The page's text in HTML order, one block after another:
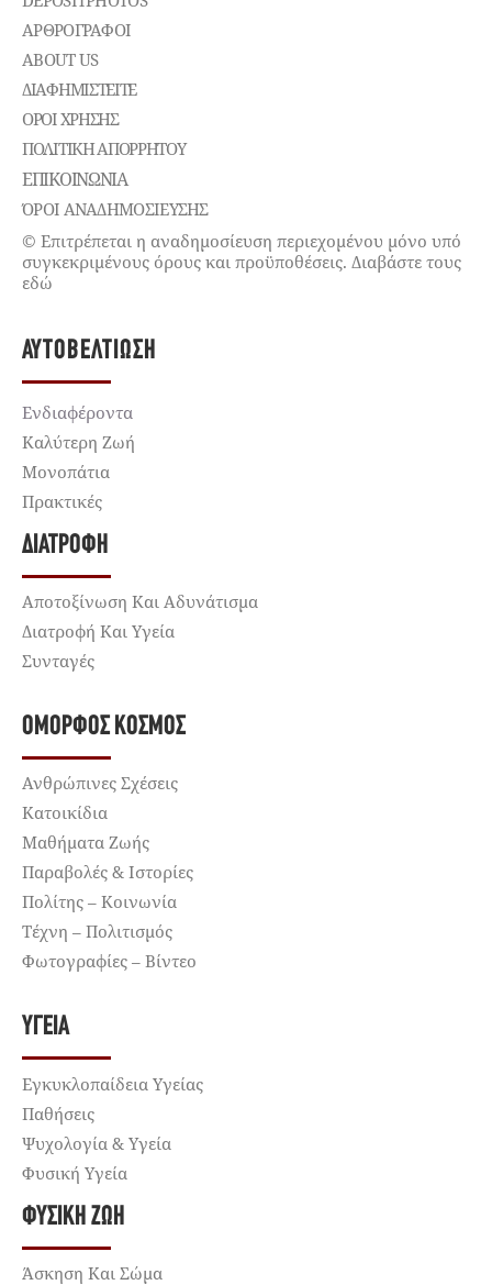
ΑΡΘΡΟΓΡΑΦΟΙ
ABOUT US
ΔΙΑΦΗΜΙΣΤΕΊΤΕ
ΌΡΟΙ ΧΡΉΣΗΣ
ΠΟΛΙΤΙΚΉ ΑΠΟΡΡΉΤΟΥ
ΕΠΙΚΟΙΝΩΝΊΑ
ΌΡΟΙ ΑΝΑΔΗΜΟΣΙΕΥΣΗΣ
© Επιτρέπεται η αναδημοσίευση περιεχομένου μόνο υπό
συγκεκριμένους όρους και προϋποθέσεις. Διαβάστε τους
εδώ
ΑΥΤΟΒΕΛΤΊΩΣΗ
Ενδιαφέροντα
Καλύτερη Ζωή
Μονοπάτια
Πρακτικές
ΔΙΑΤΡΟΦΉ
Αποτοξίνωση Και Αδυνάτισμα
Διατροφή Και Υγεία
Συνταγές
ΌΜΟΡΦΟΣ ΚΌΣΜΟΣ
Ανθρώπινες Σχέσεις
Κατοικίδια
Μαθήματα Ζωής
Παραβολές & Ιστορίες
Πολίτης – Κοινωνία
Τέχνη – Πολιτισμός
Φωτογραφίες – Βίντεο
ΥΓΕΊΑ
Εγκυκλοπαίδεια Υγείας
Παθήσεις
Ψυχολογία & Υγεία
Φυσική Υγεία
ΦΥΣΙΚΉ ΖΩΉ
Άσκηση Και Σώμα